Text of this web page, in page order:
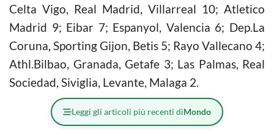
Celta Vigo, Real Madrid, Villarreal 10; Atletico
Madrid 9; Eibar 7; Espanyol, Valencia 6; Dep.La
Coruna, Sporting Gijon, Betis 5; Rayo Vallecano 4;
Athl.Bilbao, Granada, Getafe 3; Las Palmas, Real
Sociedad, Siviglia, Levante, Malaga 2.
Leggi gli articoli più recenti diMondo